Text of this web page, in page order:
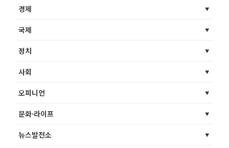
경제
국제
정치
사회
오피니언
문화·라이프
뉴스발전소